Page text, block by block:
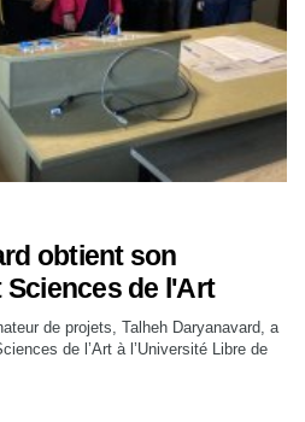
obtient son
de l'Art
de projets, Talheh Daryanavard, a
de l’Art à l’Université Libre de